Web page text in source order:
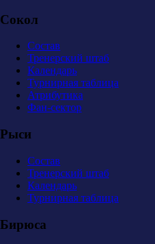
Сокол
Состав
Тренерский штаб
Календарь
Турнирная таблица
Атрибутика
Фан-сектор
Рыси
Состав
Тренерский штаб
Календарь
Турнирная таблица
Бирюса